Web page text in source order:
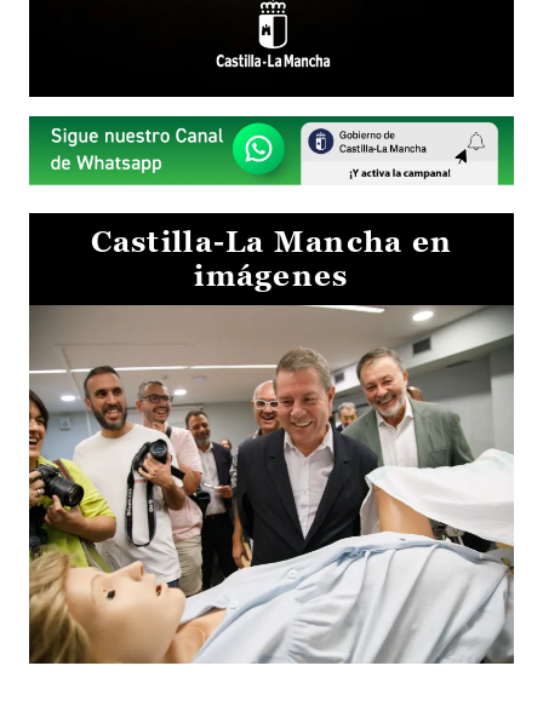
Castilla-La Mancha en
imágenes